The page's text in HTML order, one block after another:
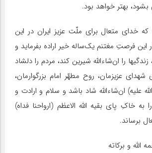
بهتر خواهد بود.
که خدای متعال برای ملّت عزیز ایران در این
این فرصتِ مغتنم یک‌ساله خیر اراده بفرماید و
را ان‌شاءالله شیرین کند، مردم را دلشاد
عزیزمان، روح مطهّر امام بزرگوارمان،
علیه) ان‌شاءالله شاد باشد و سلام و ارادت و
خاکِ پای بقیه الله الاعظم (ارواحنا فداه)
برساند.
الله و برکاته